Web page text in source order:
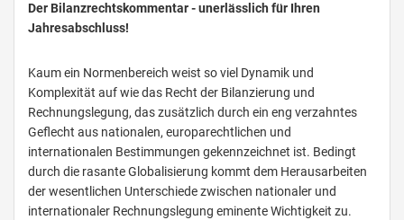
Der Bilanzrechtskommentar - unerlässlich für Ihren
Jahresabschluss!
Kaum ein Normenbereich weist so viel Dynamik und
Komplexität auf wie das Recht der Bilanzierung und
Rechnungslegung, das zusätzlich durch ein eng verzahntes
Geflecht aus nationalen, europarechtlichen und
internationalen Bestimmungen gekennzeichnet ist. Bedingt
durch die rasante Globalisierung kommt dem Herausarbeiten
der wesentlichen Unterschiede zwischen nationaler und
internationaler Rechnungslegung eminente Wichtigkeit zu.